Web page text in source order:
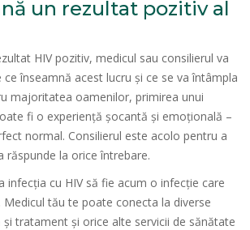
un rezultat pozitiv al
HIV pozitiv, medicul sau consilierul va
înseamnă acest lucru și ce se va întâmpla
majoritatea oamenilor, primirea unui
fi o experiență șocantă și emoțională –
normal. Consilierul este acolo pentru a
răspunde la orice întrebare.
infecția cu HIV să fie acum o infecție care
tău te poate conecta la diverse
și tratament și orice alte servicii de sănătate